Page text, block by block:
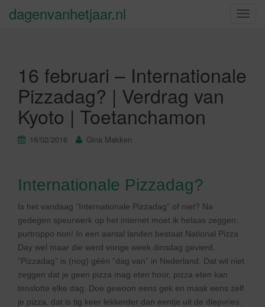
S
k
e
dagenvanhetjaar.nl
16 februari – Internationale
Pizzadag? | Verdrag van
Kyoto | Toetanchamon
16/02/2016 Gina Makken
Internationale Pizzadag?
Is het vandaag “Internationale Pizzadag” of niet? Na
gedegen speurwerk op het internet moet ik helaas zeggen:
purtroppo non! In een aantal landen bestaat National Pizza
Day wel maar die werd vorige week dinsdag gevierd.
“Pizzadag” is (nog) géén “dag van” in Nederland. Dat wil niet
zeggen dat je geen pizza mag eten hoor, pizza eten kan
tenslotte elke dag. Doe gewoon eens gek en maak eens zelf
je pizza, dat is tig keer lekkerder dan eentje uit de diepvries.